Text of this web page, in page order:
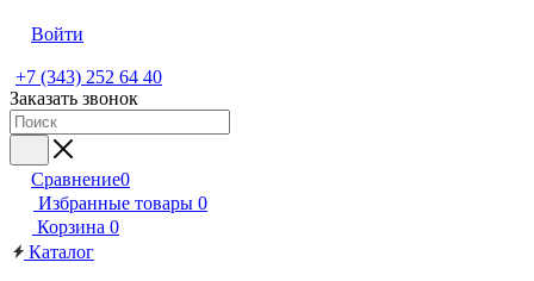
Войти
+7 (343) 252 64 40
Заказать звонок
Сравнение0
Избранные товары 0
Корзина 0
Каталог